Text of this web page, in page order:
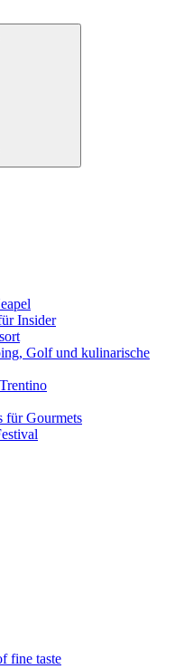
Insider
Golf und kulinarische
für Gourmets
fine taste